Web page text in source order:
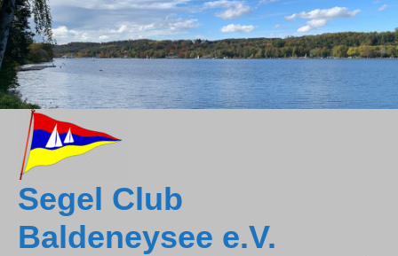
Zum
Inhalt
springen
Segel Club
Baldeneysee e.V.